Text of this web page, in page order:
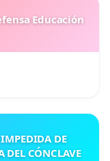
Educación
DE
DEL CÓNCLAVE